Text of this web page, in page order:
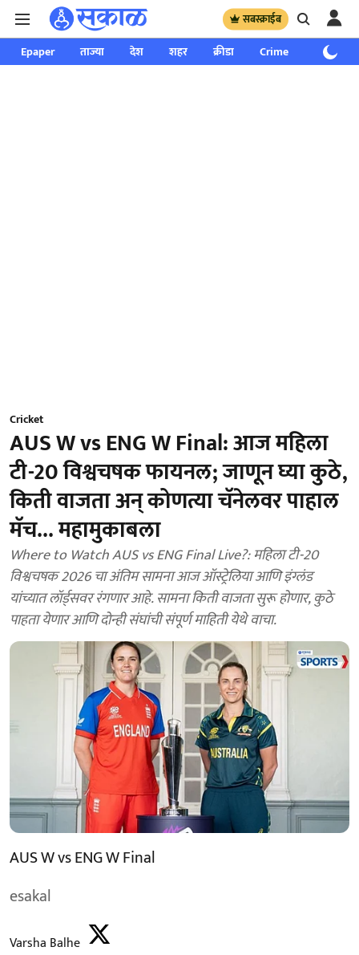
सबस्क्राईब
Epaper ताज्या देश शहर क्रीडा Crime साप्ताहिक
Cricket
AUS W vs ENG W Final: आज महिला
टी-20 विश्वचषक फायनल; जाणून घ्या कुठे,
किती वाजता अन् कोणत्या चॅनेलवर पाहाल
मॅच... महामुकाबला
Where to Watch AUS vs ENG Final Live?: महिला टी-20
विश्वचषक 2026 चा अंतिम सामना आज ऑस्ट्रेलिया आणि इंग्लंड
यांच्यात लॉर्ड्सवर रंगणार आहे. सामना किती वाजता सुरू होणार, कुठे
पाहता येणार आणि दोन्ही संघांची संपूर्ण माहिती येथे वाचा.
AUS W vs ENG W Final
esakal
Varsha Balhe